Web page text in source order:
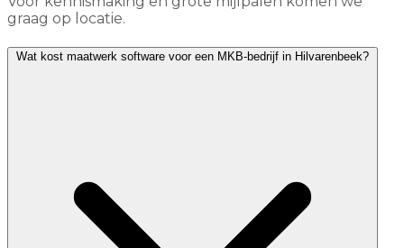
graag op locatie.
Wat kost maatwerk software voor een MKB-bedrijf in Hilvarenbeek?